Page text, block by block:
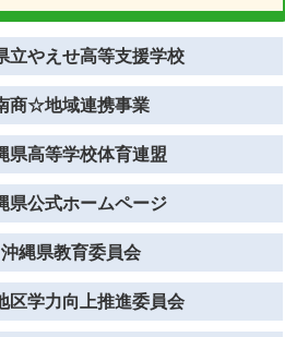
立やえせ高等支援学校
商☆地域連携事業
県高等学校体育連盟
県公式ホームページ
沖縄県教育委員会
区学力向上推進委員会